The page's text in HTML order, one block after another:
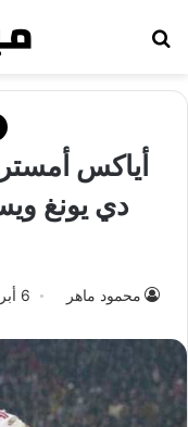
أياكس
دي يونغ
محمود ماهر 6 أبريل، 2019